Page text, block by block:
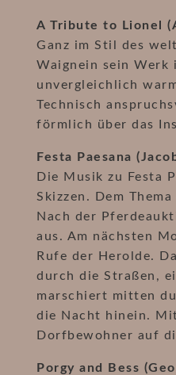
A Tribute to Lionel
Ganz im Stil des
Waignein sein Werk
unvergleichlich
Technisch
förmlich über das
Festa Paesana
Die Musik zu Festa
Skizzen. Dem
Nach der
aus. Am nächsten
Rufe der Herolde.
durch die Straßen,
marschiert mitten
die Nacht hinein.
Dorfbewohner auf
Porgy and Bess